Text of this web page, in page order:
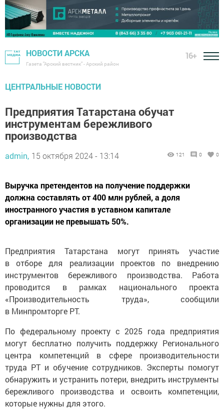
НОВОСТИ АРСКА
Газета "Арский вестник" - Арский район
16+
ЦЕНТРАЛЬНЫЕ НОВОСТИ
Предприятия Татарстана обучат
инструментам бережливого
производства
admin, 15 октября 2024 - 13:14 121 0 0
Выручка претендентов на получение поддержки
должна составлять от 400 млн рублей, а доля
иностранного участия в уставном капитале
организации не превышать 50%.
Предприятия Татарстана могут принять участие
в отборе для реализации проектов по внедрению
инструментов бережливого производства. Работа
проводится в рамках национального проекта
«Производительность труда», сообщили
в Минпромторге РТ.
По федеральному проекту с 2025 года предприятия
могут бесплатно получить поддержку Регионального
центра компетенций в сфере производительности
труда РТ и обучение сотрудников. Эксперты помогут
обнаружить и устранить потери, внедрить инструменты
бережливого производства и освоить компетенции,
которые нужны для этого.